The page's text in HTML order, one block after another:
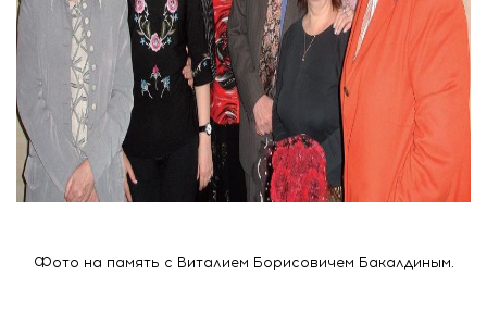
Фото на память с Виталием Борисовичем Бакалдиным.